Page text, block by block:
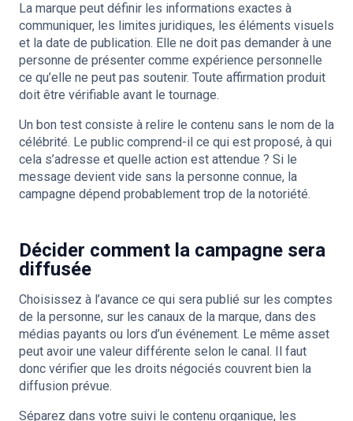
La marque peut définir les informations exactes à
communiquer, les limites juridiques, les éléments visuels
et la date de publication. Elle ne doit pas demander à une
personne de présenter comme expérience personnelle
ce qu’elle ne peut pas soutenir. Toute affirmation produit
doit être vérifiable avant le tournage.
Un bon test consiste à relire le contenu sans le nom de la
célébrité. Le public comprend-il ce qui est proposé, à qui
cela s’adresse et quelle action est attendue ? Si le
message devient vide sans la personne connue, la
campagne dépend probablement trop de la notoriété.
Décider comment la campagne sera
diffusée
Choisissez à l’avance ce qui sera publié sur les comptes
de la personne, sur les canaux de la marque, dans des
médias payants ou lors d’un événement. Le même asset
peut avoir une valeur différente selon le canal. Il faut
donc vérifier que les droits négociés couvrent bien la
diffusion prévue.
Séparez dans votre suivi le contenu organique, les